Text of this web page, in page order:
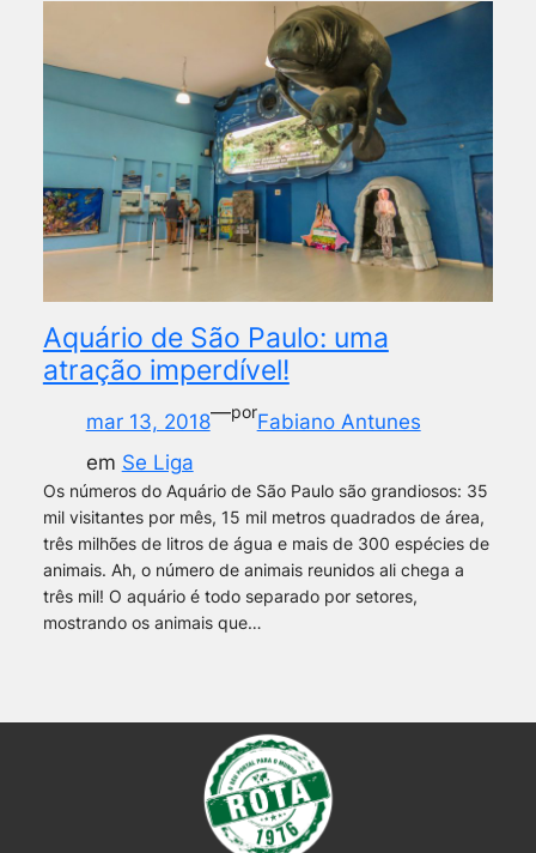
Aquário de São Paulo: uma
atração imperdível!
mar 13, 2018—porFabiano Antunes
em Se Liga
Os números do Aquário de São Paulo são grandiosos: 35
mil visitantes por mês, 15 mil metros quadrados de área,
três milhões de litros de água e mais de 300 espécies de
animais. Ah, o número de animais reunidos ali chega a
três mil! O aquário é todo separado por setores,
mostrando os animais que…